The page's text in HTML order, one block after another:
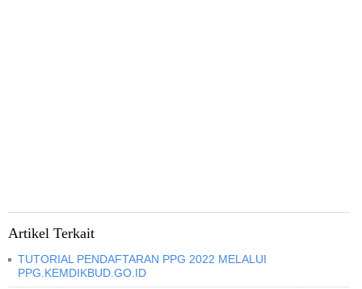
Artikel Terkait
TUTORIAL PENDAFTARAN PPG 2022 MELALUI
PPG.KEMDIKBUD.GO.ID